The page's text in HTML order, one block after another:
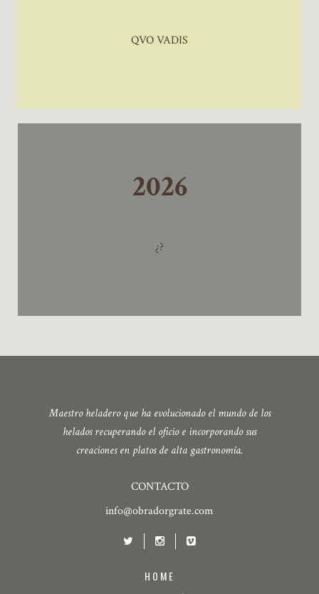
QVO VADIS
2026
¿?
Maestro heladero que ha evolucionado el mundo de los
helados recuperando el oficio e incorporando sus
creaciones en platos de alta gastronomía.
CONTACTO
info@obradorgrate.com
HOME